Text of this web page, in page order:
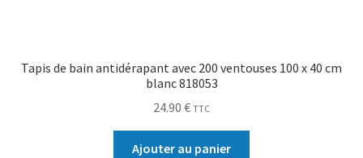
Tapis de bain antidérapant avec 200 ventouses 100 x 40 cm
blanc 818053
24.90 € TTC
Ajouter au panier